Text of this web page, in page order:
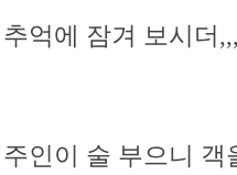
추억에 잠겨 보시더
주인이 술 부으니 객